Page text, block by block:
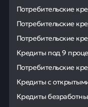
Потребительские
Потребительские
Потребительские
Кредиты под 9
Потребительские
Кредиты с
Кредиты